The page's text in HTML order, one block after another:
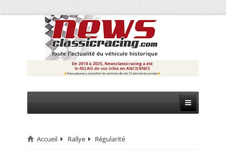
CIRCUIT
Accueil Rallye Régularité